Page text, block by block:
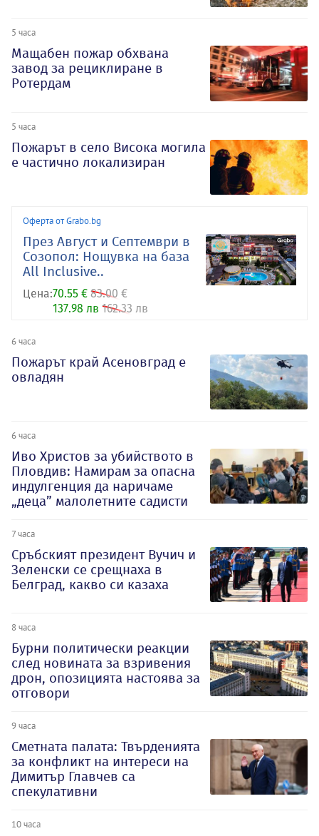
5 часа
Мащабен пожар обхвана
завод за рециклиране в
Ротердам
5 часа
Пожарът в село Висока могила
е частично локализиран
Оферта от Grabo.bg
През Август и Септември в
Созопол: Нощувка на база
All Inclusive..
Цена:70.55 € 83.00 €
137.98 лв 162.33 лв
6 часа
Пожарът край Асеновград е
овладян
6 часа
Иво Христов за убийството в
Пловдив: Намирам за опасна
индулгенция да наричаме
„деца” малолетните садисти
7 часа
Сръбският президент Вучич и
Зеленски се срещнаха в
Белград, какво си казаха
8 часа
Бурни политически реакции
след новината за взривения
дрон, опозицията настоява за
отговори
9 часа
Сметната палата: Твърденията
за конфликт на интереси на
Димитър Главчев са
спекулативни
10 часа